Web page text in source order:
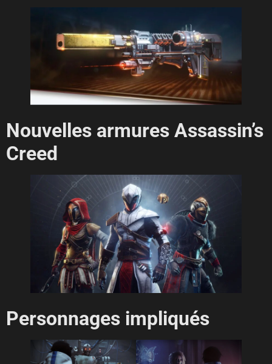
Nouvelles armures Assassin’s
Creed
Personnages impliqués